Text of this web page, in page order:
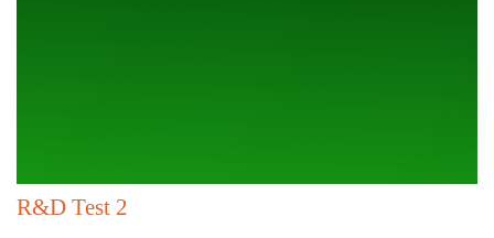
R&D Test 2